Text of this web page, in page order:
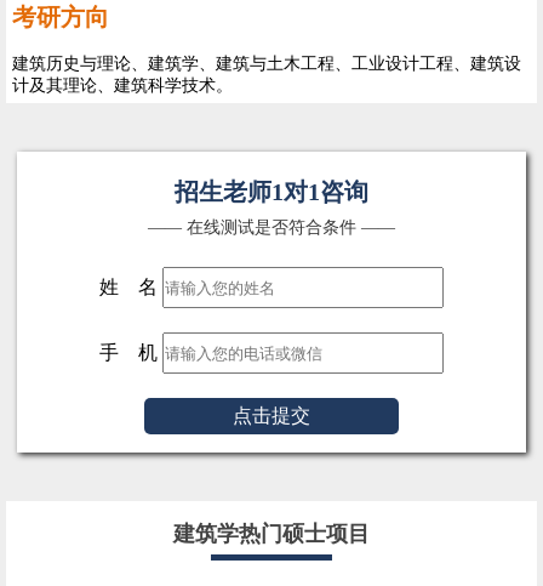
考研方向
建筑历史与理论、建筑学、建筑与土木工程、工业设计工程、建筑设
计及其理论、建筑科学技术。
招生老师1对1咨询
—— 在线测试是否符合条件 ——
姓 名
手 机
点击提交
建筑学热门硕士项目